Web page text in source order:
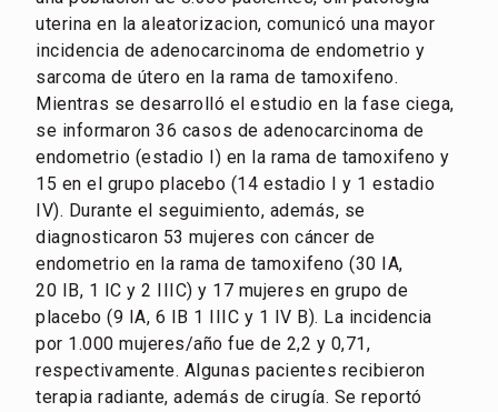
uterina en la aleatorizacion, comunicó una mayor
incidencia de adenocarcinoma de endometrio y
sarcoma de útero en la rama de tamoxifeno.
Mientras se desarrolló el estudio en la fase ciega,
se informaron 36 casos de adenocarcinoma de
endometrio (estadio I) en la rama de tamoxifeno y
15 en el grupo placebo (14 estadio I y 1 estadio
IV). Durante el seguimiento, además, se
diagnosticaron 53 mujeres con cáncer de
endometrio en la rama de tamoxifeno (30 IA,
20 IB, 1 IC y 2 IIIC) y 17 mujeres en grupo de
placebo (9 IA, 6 IB 1 IIIC y 1 IV B). La incidencia
por 1.000 mujeres/año fue de 2,2 y 0,71,
respectivamente. Algunas pacientes recibieron
terapia radiante, además de cirugía. Se reportó